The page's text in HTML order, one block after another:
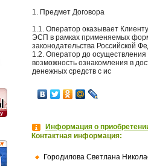
1. Предмет Договора
1.1. Оператор оказывает
ЭСП в рамках применяемых форм
законодательства Российской
1.2. Оператор до
возможность ознакомления в
денежных средств с ис
Информация о
Контактная информация:
Городилова Светлана